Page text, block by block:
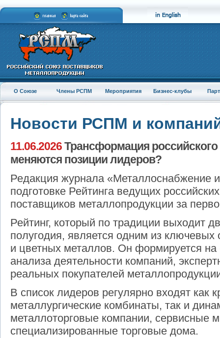
О Союзе Члены РСПМ Мероприятия Бизнес-клубы
Новости РСПМ и
11.06.2026Трансформация
меняются позиции лидеров?
Редакция журнала «Металлоснабжение
подготовке Рейтинга ведущих
поставщиков металлопродукции за
Рейтинг, который по традиции выходит
полугодия, является одним из
и цветных металлов. Он формируется на
анализа деятельности компаний,
реальных покупателей
В список лидеров регулярно входят как
металлургические комбинаты, так и
металлоторговые компании, сервисные
специализированные торговые дома.